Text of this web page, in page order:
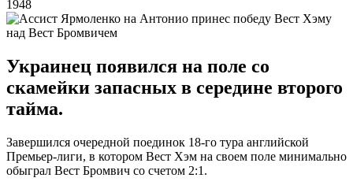
1948
Украинец появился на поле со
скамейки запасных в середине второго
тайма.
Завершился очередной поединок 18-го тура английской
Премьер-лиги, в котором Вест Хэм на своем поле минимально
обыграл Вест Бромвич со счетом 2:1.